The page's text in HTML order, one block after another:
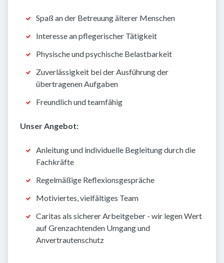
Spaß an der Betreuung älterer Menschen
Interesse an pflegerischer Tätigkeit
Physische und psychische Belastbarkeit
Zuverlässigkeit bei der Ausführung der
übertragenen Aufgaben
Freundlich und teamfähig
Unser Angebot:
Anleitung und individuelle Begleitung durch die
Fachkräfte
Regelmäßige Reflexionsgespräche
Motiviertes, vielfältiges Team
Caritas als sicherer Arbeitgeber - wir legen Wert
auf Grenzachtenden Umgang und
Anvertrautenschutz